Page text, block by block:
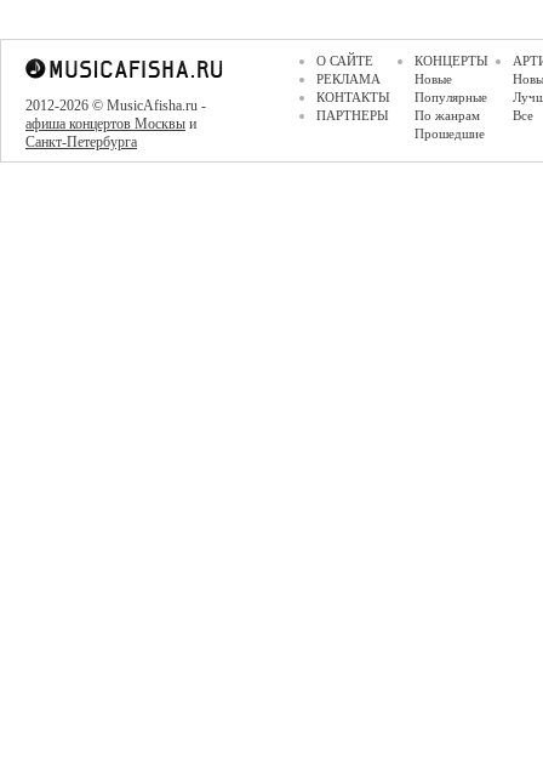
2012-2026 © MusicAfisha.ru -
афиша концертов Москвы и
Санкт-Петербурга
О САЙТЕ
РЕКЛАМА
КОНТАКТЫ
ПАРТНЕРЫ
КОНЦЕРТЫ
Новые
Популярные
По жанрам
Прошедшие
Все